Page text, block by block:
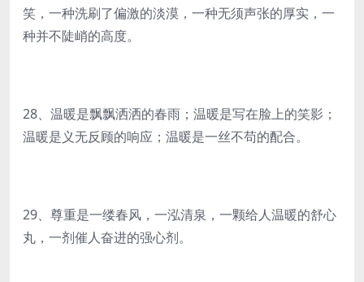
笑，一种洗刷了偏激的淡漠，一种无须声张的厚实，一
种并不陡峭的高度。
28、温暖是飘飘洒洒的春雨；温暖是写在脸上的笑影；
温暖是义无反顾的响应；温暖是一丝不苟的配合。
29、尊重是一缕春风，一泓清泉，一颗给人温暖的舒心
丸，一剂催人奋进的强心剂。